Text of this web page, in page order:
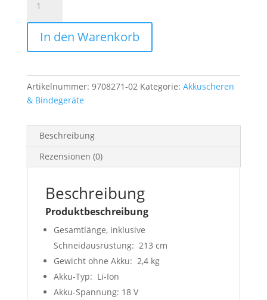
Aspire
PS30X-
+
+
Stange
mit
und
Ladegerät
Menge
In den Warenkorb
Artikelnummer: 9708271-02 Kategorie: Akkuscheren
& Bindegeräte
Beschreibung
Rezensionen (0)
Beschreibung
Produktbeschreibung
Gesamtlänge, inklusive
Schneidausrüstung: 213 cm
Gewicht ohne Akku: 2,4 kg
Akku-Typ: Li-Ion
Akku-Spannung: 18 V